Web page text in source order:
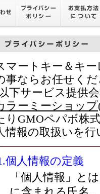
マートキー＆キ
事ならお任せく
下サービス提供
ラーミーショップ
りGMOペパボ株
情報の取扱いを
個人情報の定義
「個人情報」と